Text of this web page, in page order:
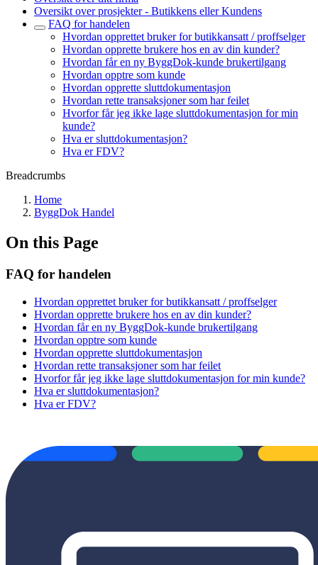
Oversikt over prosjekter - Butikkens eller Kundens
FAQ for handelen
Hvordan opprettet bruker for butikkansatt / proffselger
Hvordan opprette brukere hos en av din kunder?
Hvordan får en ny ByggDok-kunde brukertilgang
Hvordan opptre som kunde
Hvordan opprette sluttdokumentasjon
Hvordan rette transaksjoner som har feilet
Hvorfor får jeg ikke lage sluttdokumentasjon for min
kunde?
Hva er sluttdokumentasjon?
Hva er FDV?
Breadcrumbs
Home
ByggDok Handel
On this Page
FAQ for handelen
Hvordan opprettet bruker for butikkansatt / proffselger
Hvordan opprette brukere hos en av din kunder?
Hvordan får en ny ByggDok-kunde brukertilgang
Hvordan opptre som kunde
Hvordan opprette sluttdokumentasjon
Hvordan rette transaksjoner som har feilet
Hvorfor får jeg ikke lage sluttdokumentasjon for min kunde?
Hva er sluttdokumentasjon?
Hva er FDV?